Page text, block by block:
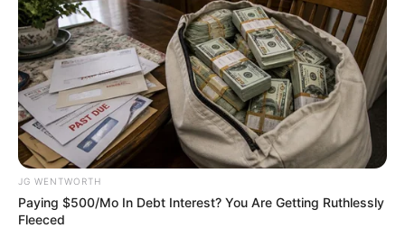
Dare To Watch: 6 Movies So Bad They're Good
BRAINBERRIES
JG WENTWORTH
Paying $500/Mo In Debt Interest? You Are Getting Ruthlessly
Fleeced